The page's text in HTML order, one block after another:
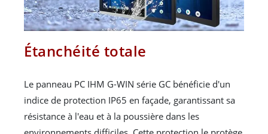
Étanchéité totale
Le panneau PC IHM G-WIN série GC bénéficie d'un
indice de protection IP65 en façade, garantissant sa
résistance à l'eau et à la poussière dans les